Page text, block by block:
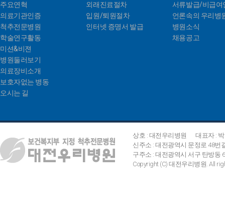
주요연혁
의료기관인증
척추전문병원
학술연구활동
미션&비젼
병원둘러보기
의료장비소개
보호자없는 병동
오시는 길
외래진료절차
입원/퇴원절차
인터넷 증명서 발급
서류발급/비급여
언론속의 우리병
병원소식
채용공고
상호 : 대전우리병원
대표자 :
신주소 : 대전광역시 문정로 48번
구주소 : 대전광역시 서구 탄방동
Copyright (C) 대전우리병원. All